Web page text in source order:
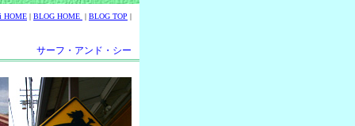
HOME | BLOG HOME | BLOG TOP |
サーフ・アンド・シー